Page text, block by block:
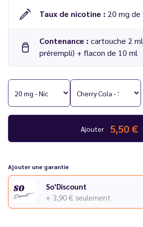
Taux de nicotine : 20 mg de
Contenance : cartouche 2
prérempli) + flacon de 10 ml
Compatible :
Puff Fisco 10K
Cartouche pré-remplie vendue à
Ajouter 5,50 €
Ajouter une garantie
So'Discount
+ 3,90 € seulement